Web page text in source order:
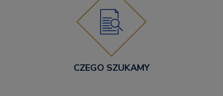
CZEGO SZUKAMY